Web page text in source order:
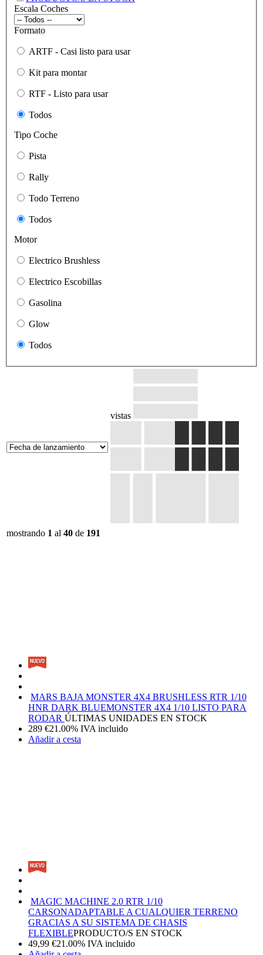
Escala Coches
Formato
ARTF - Casi listo para usar
Kit para montar
RTF - Listo para usar
Todos
Tipo Coche
Pista
Rally
Todo Terreno
Todos
Motor
Electrico Brushless
Electrico Escobillas
Gasolina
Glow
Todos
vistas
mostrando 1 al 40 de 191
MARS BAJA MONSTER 4X4 BRUSHLESS RTR 1/10
HNR DARK BLUEMONSTER 4X4 1/10 LISTO PARA
RODAR ÚLTIMAS UNIDADES EN STOCK
289 €21.00% IVA incluido
Añadir a cesta
MAGIC MACHINE 2.0 RTR 1/10
CARSONADAPTABLE A CUALQUIER TERRENO
GRACIAS A SU SISTEMA DE CHASIS
FLEXIBLEPRODUCTO/S EN STOCK
49,99 €21.00% IVA incluido